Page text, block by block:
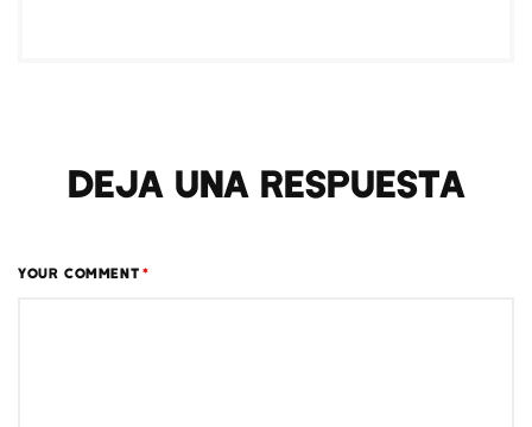
Deja una respuesta
YOUR COMMENT *